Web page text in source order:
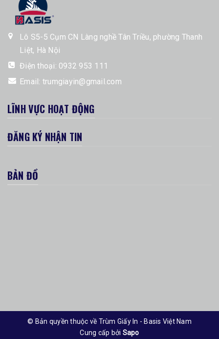
Lô S5-5 Cụm CN Làng nghề Tân Triều, phường Thanh
Liệt, Hà Nội
Điện thoại: 0932 953 111
Email: trumgiayin@gmail.com
LĨNH VỰC HOẠT ĐỘNG
ĐĂNG KÝ NHẬN TIN
BẢN ĐỒ
© Bản quyền thuộc về Trùm Giấy In - Basis Việt Nam
Cung cấp bởi Sapo